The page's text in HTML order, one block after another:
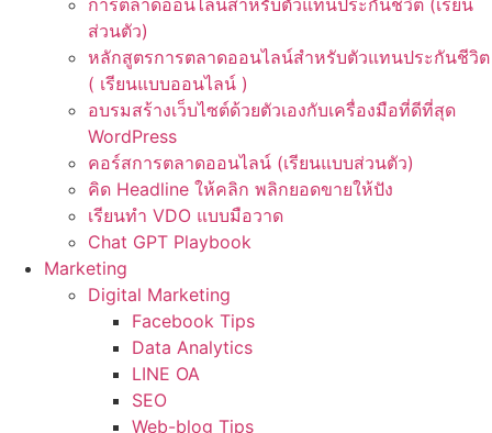
การตลาดออนไลน์สำหรับตัวแทนประกันชีวิต (เรียน
ส่วนตัว)
หลักสูตรการตลาดออนไลน์สำหรับตัวแทนประกันชีวิต
( เรียนแบบออนไลน์ )
อบรมสร้างเว็บไซต์ด้วยตัวเองกับเครื่องมือที่ดีที่สุด
WordPress
คอร์สการตลาดออนไลน์ (เรียนแบบส่วนตัว)
คิด Headline ให้คลิก พลิกยอดขายให้ปัง
เรียนทำ VDO แบบมือวาด
Chat GPT Playbook
Marketing
Digital Marketing
Facebook Tips
Data Analytics
LINE OA
SEO
Web-blog Tips